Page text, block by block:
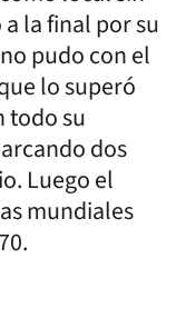
la final por su
pudo con el
lo superó
todo su
dos
Luego el
mundiales